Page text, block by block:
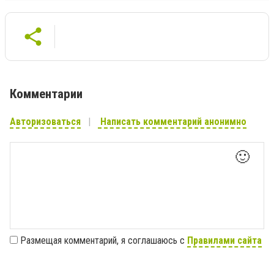
Комментарии
Авторизоваться Написать комментарий анонимно
🙂
Размещая комментарий, я соглашаюсь с Правилами сайта